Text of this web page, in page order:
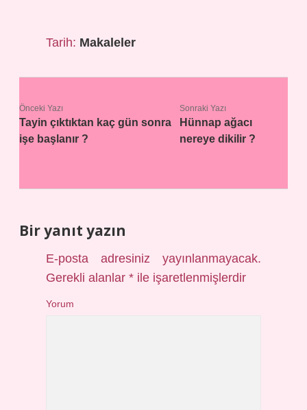
Tarih: Makaleler
Önceki Yazı
Tayin çıktıktan kaç gün sonra
işe başlanır ?
Sonraki Yazı
Hünnap ağacı
nereye dikilir ?
Bir yanıt yazın
E-posta adresiniz yayınlanmayacak.
Gerekli alanlar* ile işaretlenmişlerdir
Yorum